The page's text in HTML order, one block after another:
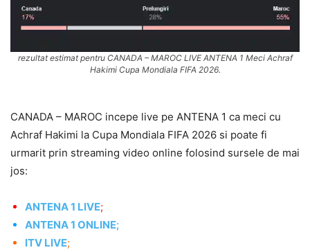
rezultat estimat pentru CANADA – MAROC LIVE ANTENA 1 Meci Achraf
Hakimi Cupa Mondiala FIFA 2026.
CANADA – MAROC incepe live pe ANTENA 1 ca meci cu
Achraf Hakimi la Cupa Mondiala FIFA 2026 si poate fi
urmarit prin streaming video online folosind sursele de mai
jos:
ANTENA 1 LIVE;
ANTENA 1 ONLINE;
ITV LIVE;